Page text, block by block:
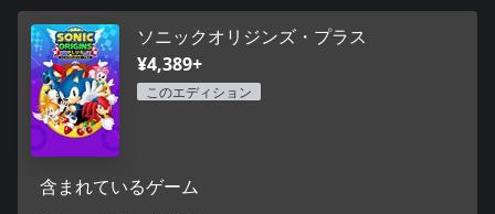
ソニックオリジンズ・プラス
¥4,389+
このエディション
含まれているゲーム